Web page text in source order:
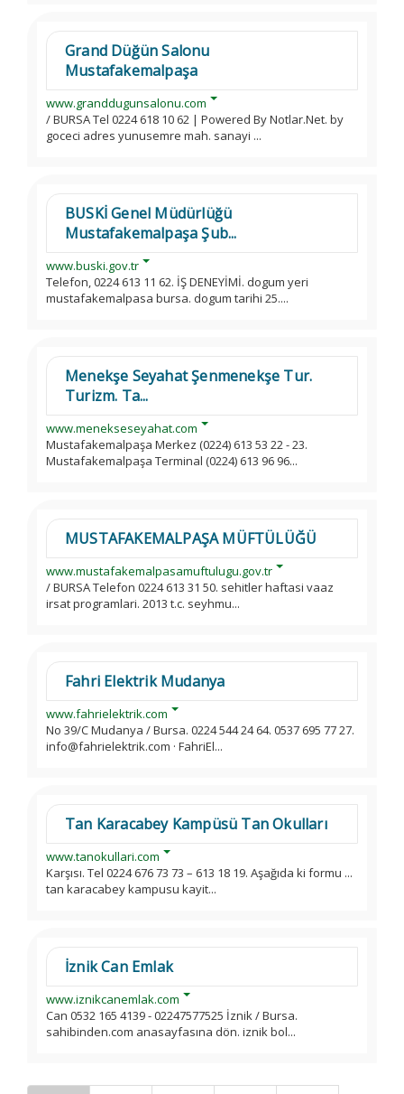
Grand Düğün Salonu
Mustafakemalpaşa
www.granddugunsalonu.com
/ BURSA Tel 0224 618 10 62 | Powered By Notlar.Net. by
goceci adres yunusemre mah. sanayi ...
BUSKİ Genel Müdürlüğü
Mustafakemalpaşa Şub...
www.buski.gov.tr
Telefon, 0224 613 11 62. İŞ DENEYİMİ. dogum yeri
mustafakemalpasa bursa. dogum tarihi 25....
Menekşe Seyahat Şenmenekşe Tur.
Turizm. Ta...
www.menekseseyahat.com
Mustafakemalpaşa Merkez (0224) 613 53 22 - 23.
Mustafakemalpaşa Terminal (0224) 613 96 96...
MUSTAFAKEMALPAŞA MÜFTÜLÜĞÜ
www.mustafakemalpasamuftulugu.gov.tr
/ BURSA Telefon 0224 613 31 50. sehitler haftasi vaaz
irsat programlari. 2013 t.c. seyhmu...
Fahri Elektrik Mudanya
www.fahrielektrik.com
No 39/C Mudanya / Bursa. 0224 544 24 64. 0537 695 77 27.
info@fahrielektrik.com · FahriEl...
Tan Karacabey Kampüsü Tan Okulları
www.tanokullari.com
Karşısı. Tel 0224 676 73 73 – 613 18 19. Aşağıda ki formu ...
tan karacabey kampusu kayit...
İznik Can Emlak
www.iznikcanemlak.com
Can 0532 165 4139 - 02247577525 İznik / Bursa.
sahibinden.com anasayfasına dön. iznik bol...